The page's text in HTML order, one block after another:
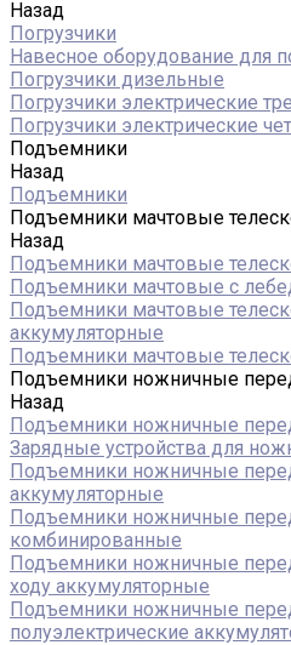
Назад
Погрузчики
Навесное оборудование для
Погрузчики дизельные
Погрузчики электрические
Погрузчики электрические
Подъемники
Назад
Подъемники
Подъемники мачтовые
Назад
Подъемники мачтовые
Подъемники мачтовые с
Подъемники мачтовые
аккумуляторные
Подъемники мачтовые
Подъемники ножничные
Назад
Подъемники ножничные
Зарядные устройства для
Подъемники ножничные
аккумуляторные
Подъемники ножничные
комбинированные
Подъемники ножничные
ходу аккумуляторные
Подъемники ножничные
полуэлектрические